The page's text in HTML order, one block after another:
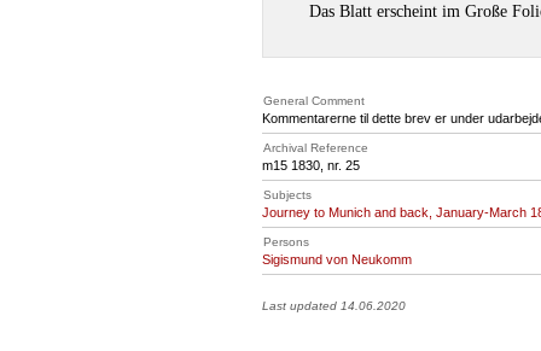
Das Blatt erscheint im Große
General Comment
Kommentarerne til dette brev er under
Archival Reference
m15 1830, nr. 25
Subjects
Journey to Munich and back, January-March
Persons
Sigismund von Neukomm
Last updated 14.06.2020